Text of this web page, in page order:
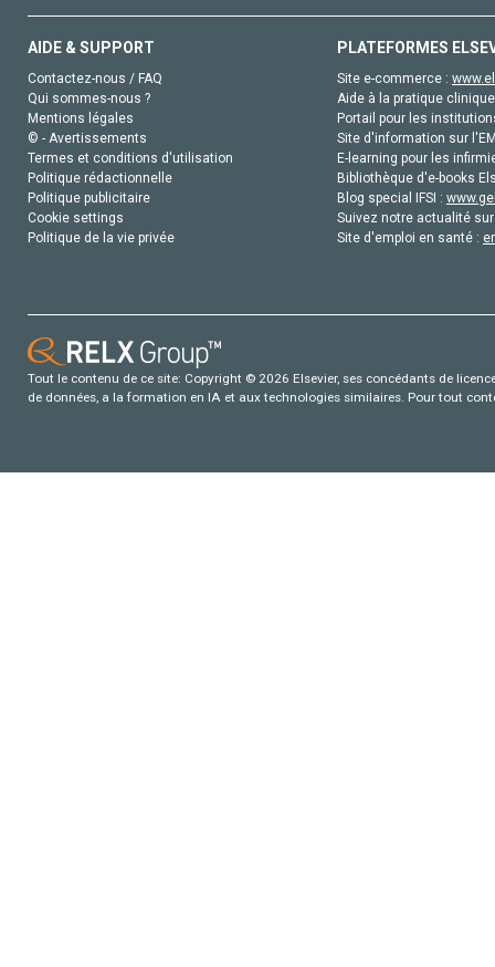
AIDE & SUPPORT
Contactez-nous / FAQ
Qui sommes-nous ?
Mentions légales
© - Avertissements
Termes et conditions d'utilisation
Politique rédactionnelle
Politique publicitaire
Cookie settings
Politique de la vie privée
PLATEFORMES
Site e-commerce :
Aide à la pratique
Portail pour les
Site d'information sur
E-learning pour les
Bibliothèque d'e-books
Blog special IFSI :
Suivez notre actualité
Site d'emploi en santé :
Tout le contenu de ce site: Copyright © 2026 Elsevier, ses concédants de
de données, a la formation en IA et aux technologies similaires. Pour tout